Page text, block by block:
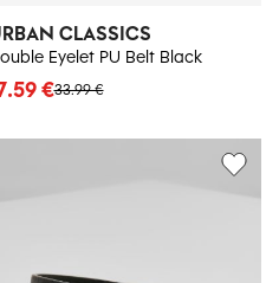
CLASSICS
Eyelet PU Belt Black
33.99 €
€